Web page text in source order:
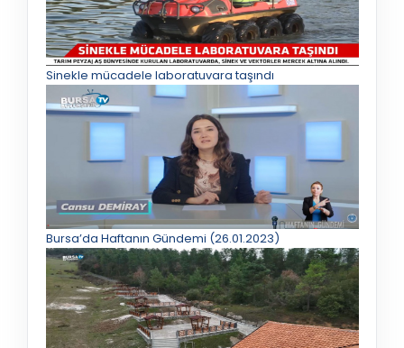
Sinekle mücadele laboratuvara taşındı
Bursa’da Haftanın Gündemi (26.01.2023)